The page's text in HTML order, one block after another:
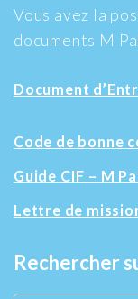
Vous avez la
documents M
Document
Code de bonne
Guide CIF – M
Lettre de
Rechercher